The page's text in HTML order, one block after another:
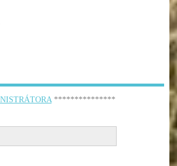
***************